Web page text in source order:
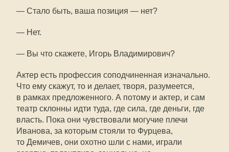
— Стало быть, ваша позиция — нет?
— Нет.
— Вы что скажете, Игорь Владимирович?
Актер есть профессия соподчиненная изначально.
Что ему скажут, то и делает, творя, разумеется,
в рамках предложенного. А потому и актер, и сам
театр склонны идти туда, где сила, где деньги, где
власть. Пока они чувствовали могучие плечи
Иванова, за которым стояли то Фурцева,
то Демичев, они охотно шли с нами, играли